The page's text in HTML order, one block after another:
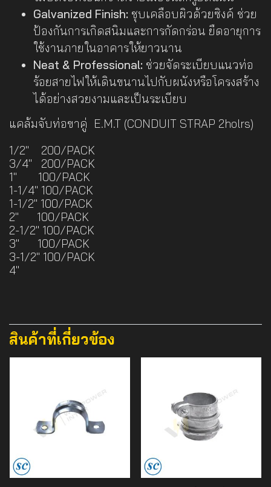
Galvanized Finish: ชุบเคลือบผิวด้วยซิงค์ ช่วย
ป้องกันการเกิดสนิมและการกัดกร่อน ยืดอายุการ
ใช้งานภายในอาคารให้ยาวนาน
Neat & Professional: ช่วยจัดระเบียบแนวท่อ
ร้อยสายไฟให้เดินขนานไปกับผนังหรือโครงสร้าง
ได้อย่างสวยงามและเป็นระเบียบ
แคล้มจับท่อขาคู่ E.M.T (CONDUIT STRAP 2holrs)
1/2" 200/PACK
3/4" 200/PACK
1" 100/PACK
1-1/4" 100/PACK
1-1/2" 100/PACK
2" 100/PACK
2-1/2" 100/PACK
3" 100/PACK
3-1/2" 100/PACK
4"
สินค้าที่เกี่ยวข้อง